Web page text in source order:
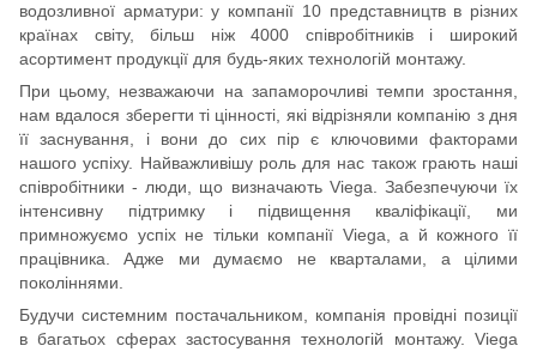
водозливної арматури: у компанії 10 представництв в різних
країнах світу, більш ніж 4000 співробітників і широкий
асортимент продукції для будь-яких технологій монтажу.
При цьому, незважаючи на запаморочливі темпи зростання,
нам вдалося зберегти ті цінності, які відрізняли компанію з дня
її заснування, і вони до сих пір є ключовими факторами
нашого успіху. Найважливішу роль для нас також грають наші
співробітники - люди, що визначають Viega. Забезпечуючи їх
інтенсивну підтримку і підвищення кваліфікації, ми
примножуємо успіх не тільки компанії Viega, а й кожного її
працівника. Адже ми думаємо не кварталами, а цілими
поколіннями.
Будучи системним постачальником, компанія провідні позиції
в багатьох сферах застосування технологій монтажу. Viega